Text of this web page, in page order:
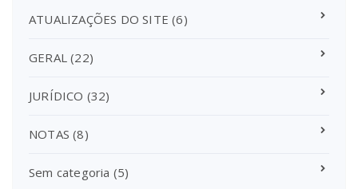
ATUALIZAÇÕES DO SITE (6)
GERAL (22)
JURÍDICO (32)
NOTAS (8)
Sem categoria (5)